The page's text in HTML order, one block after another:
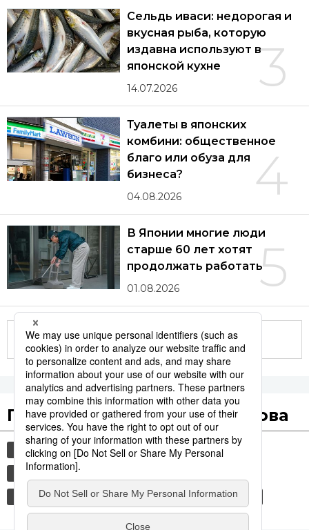
3
Сельдь иваси: недорогая и
вкусная рыба, которую
издавна используют в
японской кухне
14.07.2026
4
Туалеты в японских
комбини: общественное
благо или обуза для
бизнеса?
04.08.2026
5
В Японии многие люди
старше 60 лет хотят
продолжать работать
01.08.2026
Другие статьи по теме
Популярные поисковые слова
общество культура
еда и напитки
туризм
японская кухня
политика
история рамэн россия